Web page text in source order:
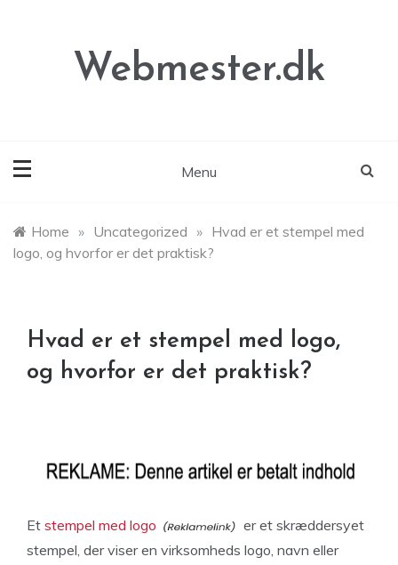
Webmester.dk
Menu
Home » Uncategorized » Hvad er et stempel med
logo, og hvorfor er det praktisk?
Hvad er et stempel med logo,
og hvorfor er det praktisk?
Et stempel med logo
er et skræddersyet
stempel, der viser en virksomheds logo, navn eller